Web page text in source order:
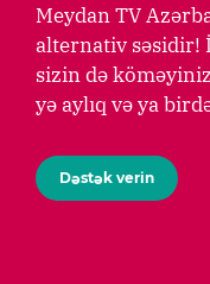
Meydan TV
alternativ səsidir!
sizin də
yə aylıq və ya
Dəstək verin